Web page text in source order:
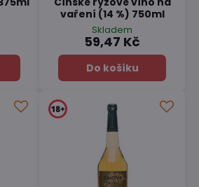
vaření (14 %) 750ml
Skladem
59,47 Kč
Do košíku